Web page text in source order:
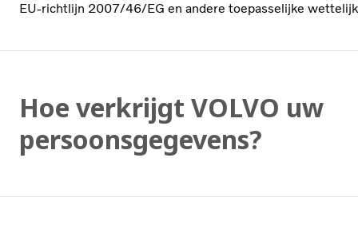
EU-richtlijn 2007/46/EG en andere toepasselijke
Hoe verkrijgt VOLVO uw
persoonsgegevens?